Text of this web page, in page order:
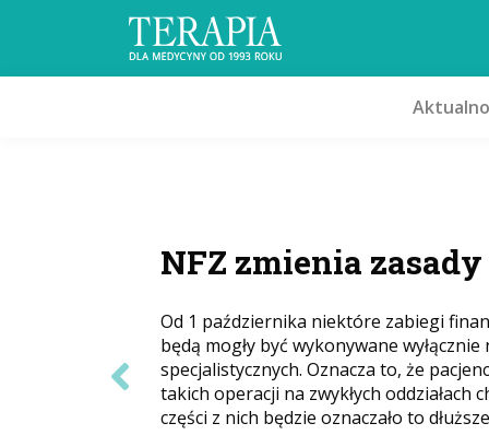
MZ ogłosiło
dla powiatowych
Ministerstwo Zdrowia opublikowało
rozporządzenia określający zasady
których funkcjonować będą powiatowe
Nowe punkty medyczne powstaną w
Previous